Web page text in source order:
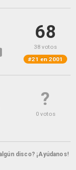
68
38 votos
#21 en 2001
?
0 votos
disco? ¡Ayúdanos!